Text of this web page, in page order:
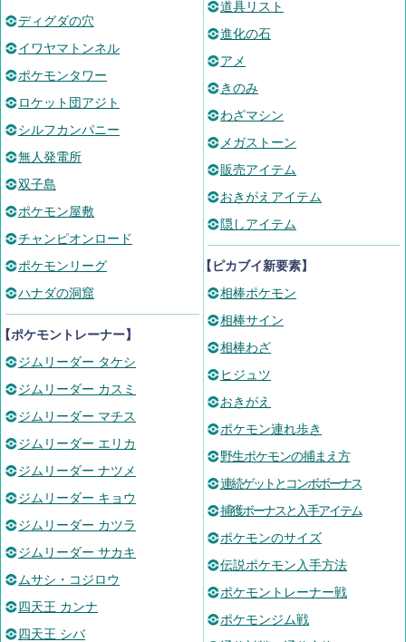
ディグダの穴
イワヤマトンネル
ポケモンタワー
ロケット団アジト
シルフカンパニー
無人発電所
双子島
ポケモン屋敷
チャンピオンロード
ポケモンリーグ
ハナダの洞窟
ポケモントレーナー】
ジムリーダー タケシ
ジムリーダー カスミ
ジムリーダー マチス
ジムリーダー エリカ
ジムリーダー ナツメ
ジムリーダー キョウ
ジムリーダー カツラ
ジムリーダー サカキ
ムサシ・コジロウ
四天王 カンナ
四天王 シバ
道具リスト
進化の石
アメ
きのみ
わざマシン
メガストーン
販売アイテム
おきがえアイテム
隠しアイテム
【ピカブイ新要素】
相棒ポケモン
相棒サイン
相棒わざ
ヒジュツ
おきがえ
ポケモン連れ歩き
野生ポケモンの捕まえ方
連続ゲットとコンボボーナス
捕獲ボーナスと入手アイテム
ポケモンのサイズ
伝説ポケモン入手方法
ポケモントレーナー戦
ポケモンジム戦